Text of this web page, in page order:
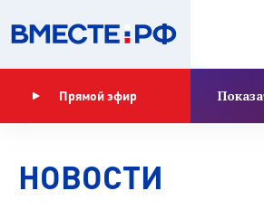
Прямой эфир
НОВОСТИ